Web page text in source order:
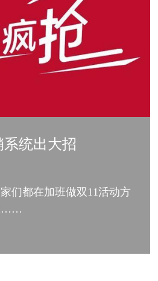
系统出大招
们都在加班做双11活动方
……